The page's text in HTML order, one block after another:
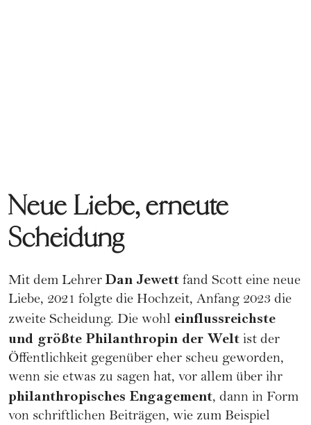
Neue Liebe, erneute
Scheidung
Mit dem LehrerDan Jewett fand Scott eine neue
Liebe, 2021 folgte die Hochzeit, Anfang 2023 die
zweite Scheidung. Die wohl einflussreichste
und größte Philanthropin der Welt ist der
Öffentlichkeit gegenüber eher scheu geworden,
wenn sie etwas zu sagen hat, vor allem über ihr
philanthropisches Engagement, dann in Form
von schriftlichen Beiträgen, wie zum Beispiel